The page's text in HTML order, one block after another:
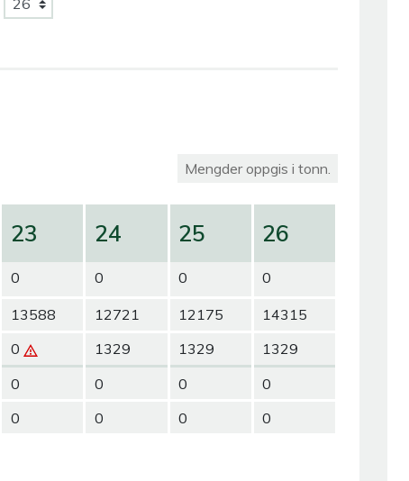
Mengder oppgis i tonn.
23
0
13588
0
0
0
24
0
12721
1329
0
0
25
0
12175
1329
0
0
26
0
14315
1329
0
0